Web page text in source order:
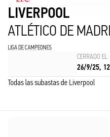
LIVERPOOL
ATLÉTICO DE
LIGA DE CAMPEONES
CERRADO EL
26/9/25,
Todas las subastas de Liverpool